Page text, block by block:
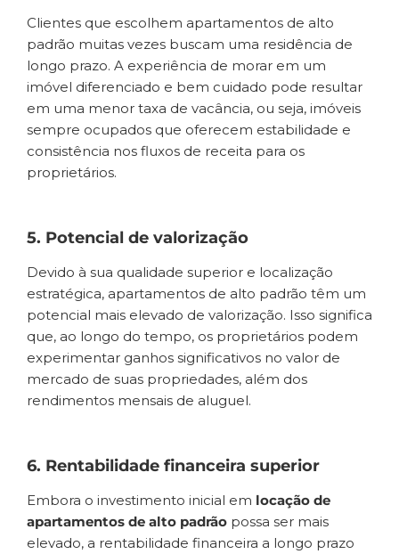
Clientes que escolhem apartamentos de alto
padrão muitas vezes buscam uma residência de
longo prazo. A experiência de morar em um
imóvel diferenciado e bem cuidado pode resultar
em uma menor taxa de vacância, ou seja, imóveis
sempre ocupados que oferecem estabilidade e
consistência nos fluxos de receita para os
proprietários.
5. Potencial de valorização
Devido à sua qualidade superior e localização
estratégica, apartamentos de alto padrão têm um
potencial mais elevado de valorização. Isso significa
que, ao longo do tempo, os proprietários podem
experimentar ganhos significativos no valor de
mercado de suas propriedades, além dos
rendimentos mensais de aluguel.
6. Rentabilidade financeira superior
Embora o investimento inicial em locação de
apartamentos de alto padrão possa ser mais
elevado, a rentabilidade financeira a longo prazo